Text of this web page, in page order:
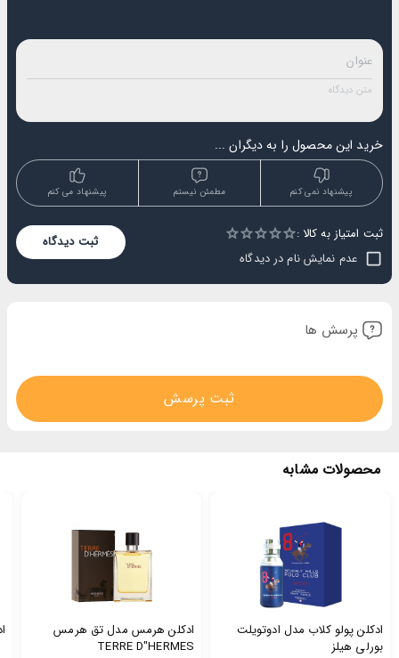
خرید این محصول را به دیگران ...
پیشنهاد می کنم مطمئن نیستم پیشنهاد نمی کنم
ثبت امتیاز به کالا :
1 Star
2 Stars
3 Stars
4 Stars
5 Stars
Empty
عدم نمایش نام در دیدگاه
ثبت دیدگاه
پرسش ها
ثبت پرسش
محصولات مشابه
ادکلن پولو کلاب مدل ادوتویلت
بورلی هیلز
ادکلن هرمس مدل تق هرمس
TERRE D"HERMES